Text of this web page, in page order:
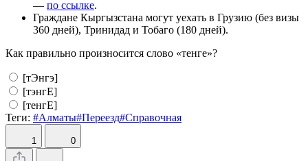
— по ссылке.
Граждане Кыргызстана могут уехать в Грузию (без визы
360 дней), Тринидад и Тобаго (180 дней).
Как правильно произносится слово «тенге»?
[тЭнгэ]
[тэнгЕ]
[тенгЕ]
Теги: #Алматы#Переезд#Справочная
1 0